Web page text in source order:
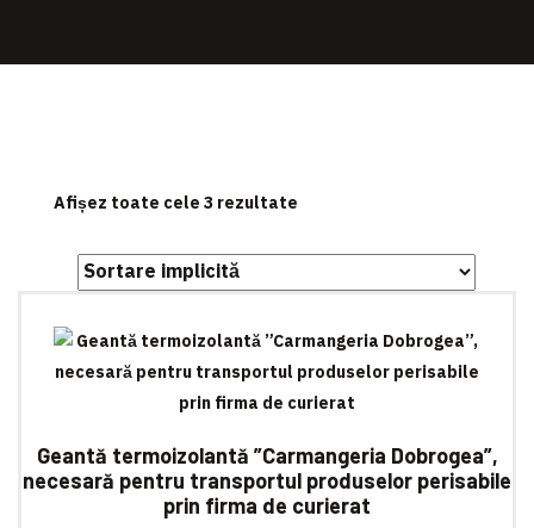
Afișez toate cele 3 rezultate
Geantă termoizolantă ”Carmangeria Dobrogea”,
necesară pentru transportul produselor perisabile
prin firma de curierat